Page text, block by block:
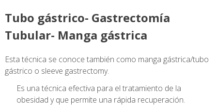
Tubo gástrico- Gastrectomía
Tubular- Manga gástrica
Esta técnica se conoce también como manga gástrica/tubo
gástrico o sleeve gastrectomy.
Es una técnica efectiva para el tratamiento de la
obesidad y que permite una rápida recuperación.